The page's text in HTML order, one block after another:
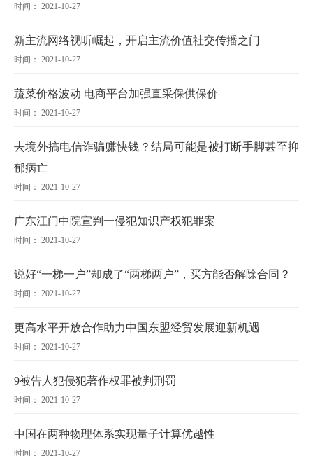
时间： 2021-10-27
新主流网络视听崛起，开启主流价值社交传播之门
时间： 2021-10-27
蔬菜价格波动 电商平台加强直采保供保价
时间： 2021-10-27
去境外搞电信诈骗赚快钱？结局可能是被打断手脚甚至抑
郁病亡
时间： 2021-10-27
广东江门中院宣判一侵犯知识产权犯罪案
时间： 2021-10-27
说好“一梯一户”却成了“两梯两户”，买方能否解除合同？
时间： 2021-10-27
更高水平开放合作助力中国东盟经贸发展迎新机遇
时间： 2021-10-27
9被告人犯侵犯著作权罪被判刑罚
时间： 2021-10-27
中国在两种物理体系实现量子计算优越性
时间： 2021-10-27